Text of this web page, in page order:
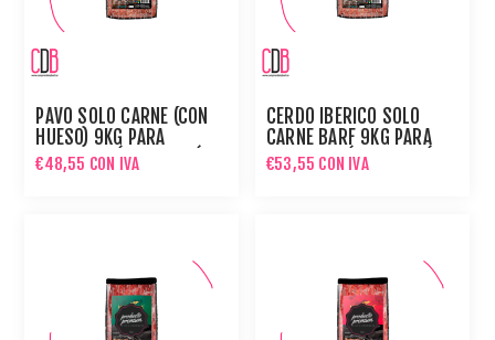
PAVO SOLO CARNE (CON
HUESO) 9KG PARA
PREPARACIÓN DE MENÚ
BARF
€48,55 CON IVA
CERDO IBÉRICO SOLO
CARNE BARF 9KG PARA
PREPARACIÓN DE MENÚ
BARF
€53,55 CON IVA